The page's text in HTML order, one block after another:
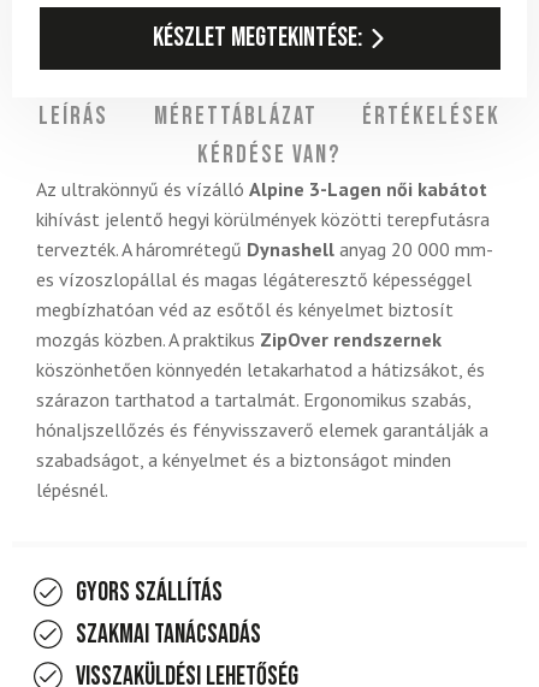
Készlet megtekintése:
Leírás Mérettáblázat
Értékelések
Kérdése van?
Az ultrakönnyű és vízálló Alpine 3-Lagen női kabátot
kihívást jelentő hegyi körülmények közötti terepfutásra
tervezték. A háromrétegű Dynashell anyag 20 000 mm-
es vízoszlopállal és magas légáteresztő képességgel
megbízhatóan véd az esőtől és kényelmet biztosít
mozgás közben. A praktikus ZipOver rendszernek
köszönhetően könnyedén letakarhatod a hátizsákot, és
szárazon tarthatod a tartalmát. Ergonomikus szabás,
hónaljszellőzés és fényvisszaverő elemek garantálják a
szabadságot, a kényelmet és a biztonságot minden
lépésnél.
Gyors szállítás
Szakmai tanácsadás
Visszaküldési lehetőség